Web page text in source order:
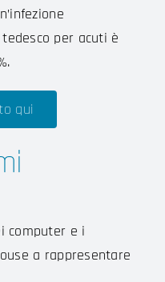
per acuti è
qui
computer e i
a rappresentare